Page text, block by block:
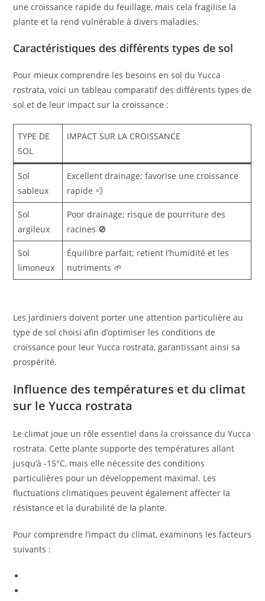
une croissance rapide du feuillage, mais cela fragilise la
plante et la rend vulnérable à divers maladies.
Caractéristiques des différents types de sol
Pour mieux comprendre les besoins en sol du Yucca
rostrata, voici un tableau comparatif des différents types de
sol et de leur impact sur la croissance :
TYPE DE
SOL
IMPACT SUR LA CROISSANCE
Sol
sableux
Excellent drainage; favorise une croissance
rapide 💨
Sol
argileux
Poor drainage; risque de pourriture des
racines 🚫
Sol
limoneux
Équilibre parfait; retient l’humidité et les
nutriments 🌱
Les jardiniers doivent porter une attention particulière au
type de sol choisi afin d’optimiser les conditions de
croissance pour leur Yucca rostrata, garantissant ainsi sa
prospérité.
Influence des températures et du climat
sur le Yucca rostrata
Le climat joue un rôle essentiel dans la croissance du Yucca
rostrata. Cette plante supporte des températures allant
jusqu’à -15°C, mais elle nécessite des conditions
particulières pour un développement maximal. Les
fluctuations climatiques peuvent également affecter la
résistance et la durabilité de la plante.
Pour comprendre l’impact du climat, examinons les facteurs
suivants :